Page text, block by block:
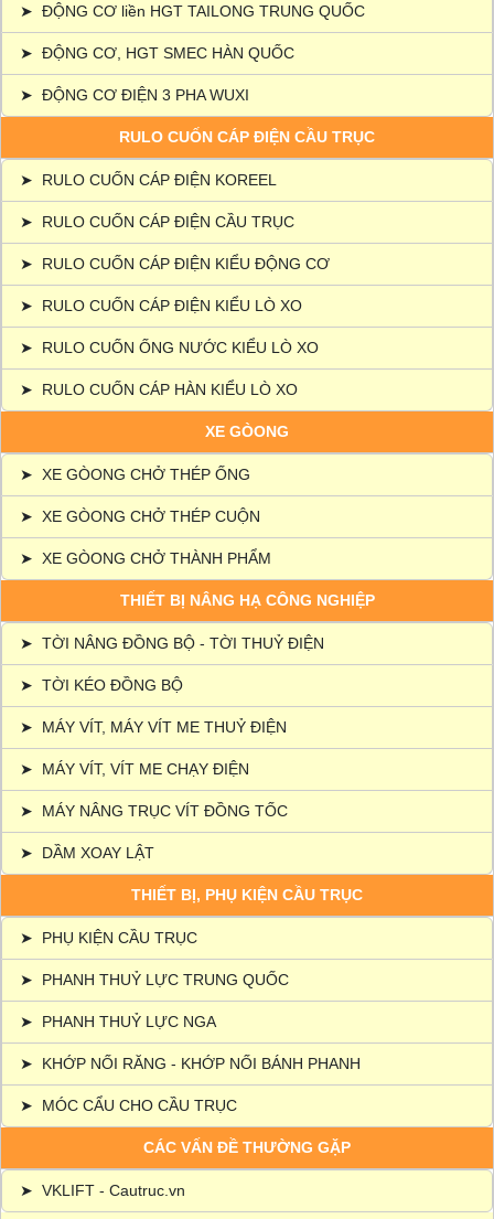
➤ ĐỘNG CƠ liền HGT TAILONG TRUNG QUỐC
➤ ĐỘNG CƠ, HGT SMEC HÀN QUỐC
➤ ĐỘNG CƠ ĐIỆN 3 PHA WUXI
RULO CUỐN CÁP ĐIỆN CẦU TRỤC
➤ RULO CUỐN CÁP ĐIỆN KOREEL
➤ RULO CUỐN CÁP ĐIỆN CẦU TRỤC
➤ RULO CUỐN CÁP ĐIỆN KIỂU ĐỘNG CƠ
➤ RULO CUỐN CÁP ĐIỆN KIỂU LÒ XO
➤ RULO CUỐN ỐNG NƯỚC KIỂU LÒ XO
➤ RULO CUỐN CÁP HÀN KIỂU LÒ XO
XE GÒONG
➤ XE GÒONG CHỞ THÉP ỐNG
➤ XE GÒONG CHỞ THÉP CUỘN
➤ XE GÒONG CHỞ THÀNH PHẨM
THIẾT BỊ NÂNG HẠ CÔNG NGHIỆP
➤ TỜI NÂNG ĐỒNG BỘ - TỜI THUỶ ĐIỆN
➤ TỜI KÉO ĐỒNG BỘ
➤ MÁY VÍT, MÁY VÍT ME THUỶ ĐIỆN
➤ MÁY VÍT, VÍT ME CHẠY ĐIỆN
➤ MÁY NÂNG TRỤC VÍT ĐỒNG TỐC
➤ DẦM XOAY LẬT
THIẾT BỊ, PHỤ KIỆN CẦU TRỤC
➤ PHỤ KIỆN CẦU TRỤC
➤ PHANH THUỶ LỰC TRUNG QUỐC
➤ PHANH THUỶ LỰC NGA
➤ KHỚP NỐI RĂNG - KHỚP NỐI BÁNH PHANH
➤ MÓC CẨU CHO CẦU TRỤC
CÁC VẤN ĐỀ THƯỜNG GẶP
➤ VKLIFT - Cautruc.vn